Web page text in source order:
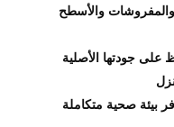
والمفروشات والأسطح
جودتها الأصلية
بيئة صحية متكاملة